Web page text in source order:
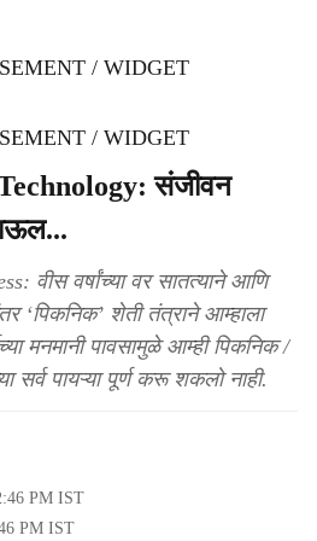
/ WIDGET
/ WIDGET
संजीवन
वीस वर्षांच्या वर सातत्याने आणि
‘पिकनिक’ शेती तंत्राने आम्हाला
मनमानी पावसामुळे आम्ही पिकनिक /
सर्व पायऱ्या पूर्ण करू शकलो नाही.
PM IST
PM IST